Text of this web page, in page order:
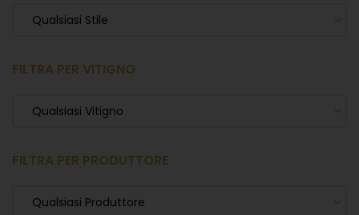
Qualsiasi Stile
FILTRA PER VITIGNO
Qualsiasi Vitigno
FILTRA PER PRODUTTORE
Qualsiasi Produttore